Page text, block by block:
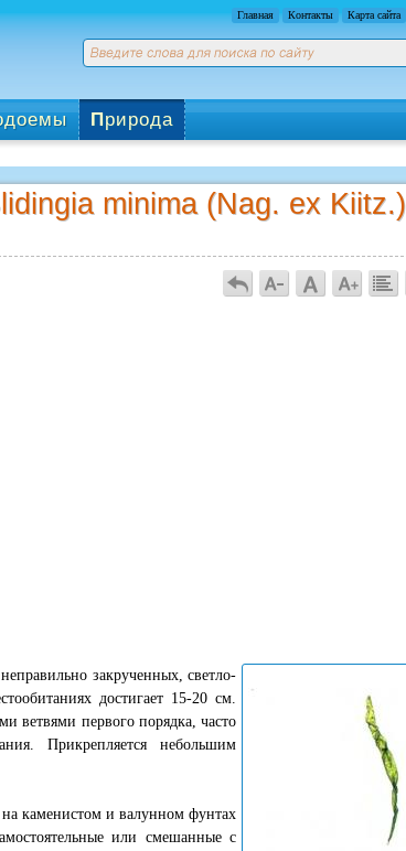
Главная Контакты Карта сайта
Природа
minima (Nag. ex Kiitz.)
закрученных, светло-
достигает 15-20 см.
ветвями первого порядка, часто
Прикрепляется небольшим
каменистом и валунном фунтах
или смешанные с